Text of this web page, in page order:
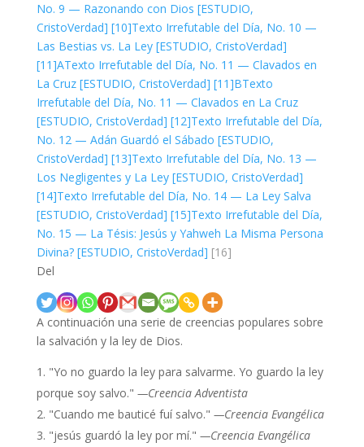
No. 9 — Razonando con Dios [ESTUDIO,
CristoVerdad] [10]Texto Irrefutable del Día, No. 10 —
Las Bestias vs. La Ley [ESTUDIO, CristoVerdad]
[11]ATexto Irrefutable del Día, No. 11 — Clavados en
La Cruz [ESTUDIO, CristoVerdad] [11]BTexto
Irrefutable del Día, No. 11 — Clavados en La Cruz
[ESTUDIO, CristoVerdad] [12]Texto Irrefutable del Día,
No. 12 — Adán Guardó el Sábado [ESTUDIO,
CristoVerdad] [13]Texto Irrefutable del Día, No. 13 —
Los Negligentes y La Ley [ESTUDIO, CristoVerdad]
[14]Texto Irrefutable del Día, No. 14 — La Ley Salva
[ESTUDIO, CristoVerdad] [15]Texto Irrefutable del Día,
No. 15 — La Tésis: Jesús y Yahweh La Misma Persona
Divina? [ESTUDIO, CristoVerdad] [16]
Del
A continuación una serie de creencias populares sobre
la salvación y la ley de Dios.
"Yo no guardo la ley para salvarme. Yo guardo la ley
porque soy salvo." —Creencia Adventista
"Cuando me bauticé fuí salvo." —Creencia Evangélica
"jesús guardó la ley por mí." —Creencia Evangélica